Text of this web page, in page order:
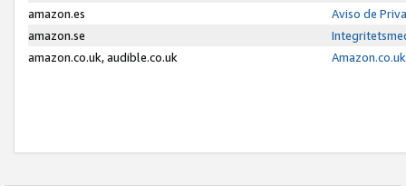
amazon.es
Aviso de
amazon.se
amazon.co.uk, audible.co.uk